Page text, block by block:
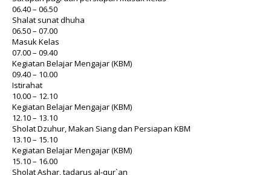
06.40 – 06.50
Shalat sunat dhuha
06.50 – 07.00
Masuk Kelas
07.00 – 09.40
Kegiatan Belajar Mengajar (KBM)
09.40 – 10.00
Istirahat
10.00 – 12.10
Kegiatan Belajar Mengajar (KBM)
12.10 – 13.10
Sholat Dzuhur, Makan Siang dan Persiapan KBM
13.10 – 15.10
Kegiatan Belajar Mengajar (KBM)
15.10 – 16.00
Sholat Ashar, tadarus al-qur`an